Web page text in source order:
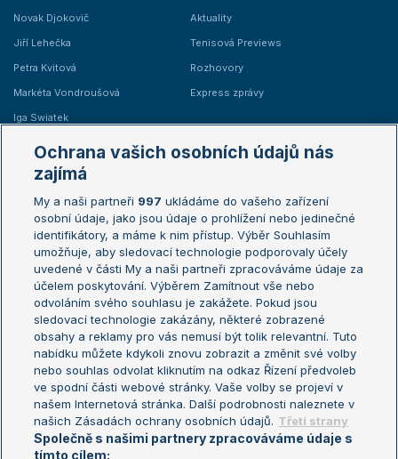
Novak Djokovič
Jiří Lehečka
Petra Kvitová
Markéta Vondroušová
Iga Swiatek
Aktuality
Tenisová Previews
Rozhovory
Express zprávy
Žebříčky
Žebříček ATP (muži)
Žebříček WTA (ženy)
Sázkařský žebříček
Australian Open
French Open
Wimbledon
US Open
Turnaj mistrů
Turnaj mistryň
Aktualní trendy
Fotbalové přestupy
Livesport Daily
LS Prague Open
Ochrana vašich osobních údajů nás
zajímá
My a naši partneři 997 ukládáme do vašeho zařízení
osobní údaje, jako jsou údaje o prohlížení nebo jedinečné
identifikátory, a máme k nim přístup. Výběr Souhlasím
umožňuje, aby sledovací technologie podporovaly účely
uvedené v části My a naši partneři zpracováváme údaje za
účelem poskytování. Výběrem Zamítnout vše nebo
odvoláním svého souhlasu je zakážete. Pokud jsou
sledovací technologie zakázány, některé zobrazené
obsahy a reklamy pro vás nemusí být tolik relevantní. Tuto
nabídku můžete kdykoli znovu zobrazit a změnit své volby
nebo souhlas odvolat kliknutím na odkaz Řízení předvoleb
ve spodní části webové stránky. Vaše volby se projeví v
našem Internetová stránka. Další podrobnosti naleznete v
našich Zásadách ochrany osobních údajů. Třetí strany
Společně s našimi partnery zpracováváme údaje s
tímto cílem: